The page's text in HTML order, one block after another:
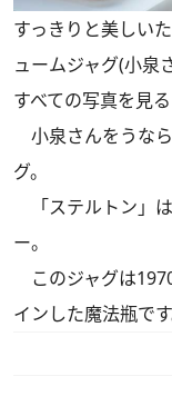
すっきりと美しい
ュームジャグ(小泉
すべての写真を見る
小泉さんをうな
グ。
「ステルトン」
ー。
このジャグは
インした魔法瓶です